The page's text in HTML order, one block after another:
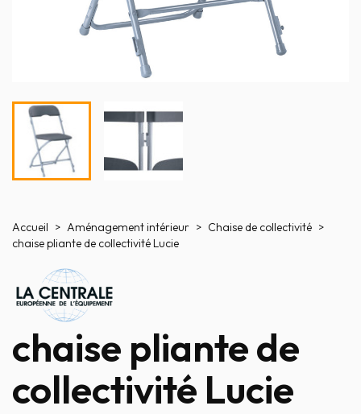
Accueil Aménagement intérieur
Chaise de collectivité
chaise pliante de collectivité Lucie
chaise pliante de
collectivité Lucie